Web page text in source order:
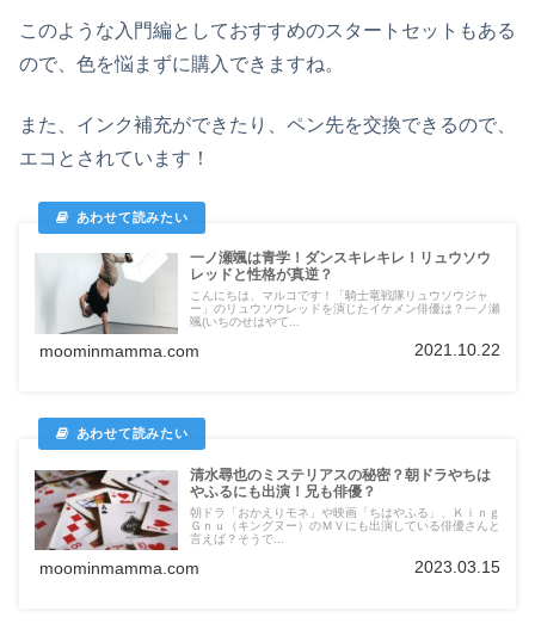
このような入門編としておすすめのスタートセットもある
ので、色を悩まずに購入できますね。
また、インク補充ができたり、ペン先を交換できるので、
エコとされています！
一ノ瀬颯は青学！ダンスキレキレ！リュウソウ
レッドと性格が真逆？
こんにちは、マルコです！「騎士竜戦隊リュウソウジャ
ー」のリュウソウレッドを演じたイケメン俳優は？一ノ瀬
颯(いちのせはやて...
moominmamma.com 2021.10.22
清水尋也のミステリアスの秘密？朝ドラやちは
やふるにも出演！兄も俳優？
朝ドラ「おかえりモネ」や映画「ちはやふる」、Ｋｉｎｇ
Ｇｎｕ（キングヌー）のＭＶにも出演している俳優さんと
言えば？そうで...
moominmamma.com 2023.03.15